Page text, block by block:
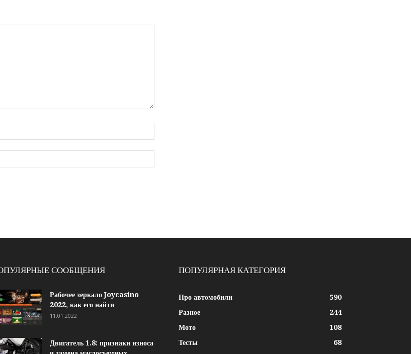
СООБЩЕНИЯ
Рабочее зеркало Joycasino
2022, как его найти
11.01.2022
Двигатель 1.8: признаки износа
ПОПУЛЯРНАЯ КАТЕГОРИЯ
Про автомобили
590
Разное
244
Мото
108
Тесты
68